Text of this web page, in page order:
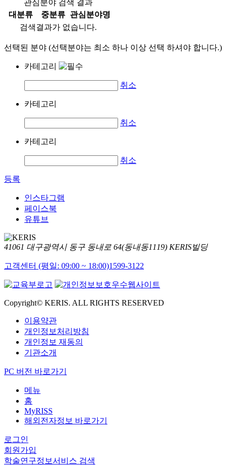
관심분야 검색 결과
대분류
중분류
관심분야명
검색결과가 없습니다.
선택된 분야 (선택분야는 최소 하나 이상 선택 하셔야 합니다.)
카테고리
취소
카테고리
취소
카테고리
취소
등록
인스타그램
페이스북
유튜브
41061 대구광역시 동구 동내로 64(동내동1119) KERIS빌딩
고객센터 (평일: 09:00 ~ 18:00)1599-3122
Copyright© KERIS. ALL RIGHTS RESERVED
이용약관
개인정보처리방침
개인정보 재동의
기관소개
PC 버전 바로가기
메뉴
홈
MyRISS
해외전자정보 바로가기
로그인
회원가입
학술연구정보서비스 검색